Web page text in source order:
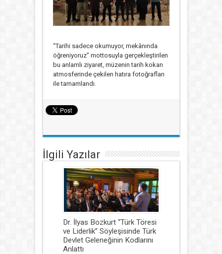
“Tarihi sadece okumuyor, mekânında
öğreniyoruz” mottosuyla gerçekleştirilen
bu anlamlı ziyaret, müzenin tarih kokan
atmosferinde çekilen hatıra fotoğrafları
ile tamamlandı.
İlgili Yazılar
Dr. İlyas Bozkurt “Türk Töresi
ve Liderlik” Söyleşisinde Türk
Devlet Geleneğinin Kodlarını
Anlattı